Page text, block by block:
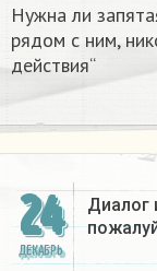
Нужна ли
рядом с ним,
действия“
24
ДЕКАБРЬ
Диалог